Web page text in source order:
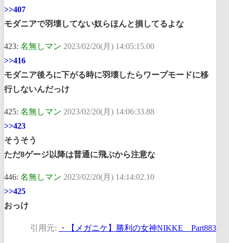
>>407
モダニアで羽壊してない奴らほんと損してるよな
423: 名無しマン 2023/02/20(月) 14:05:15.00
>>416
モダニア後ろに下がる時に羽壊したらワープモードに移
行しないんだっけ
425: 名無しマン 2023/02/20(月) 14:06:33.88
>>423
そうそう
ただ8ゲージ以降は普通に飛ぶから注意な
446: 名無しマン 2023/02/20(月) 14:14:02.10
>>425
おっけ
引用元: ・【メガニケ】勝利の女神NIKKE Part883